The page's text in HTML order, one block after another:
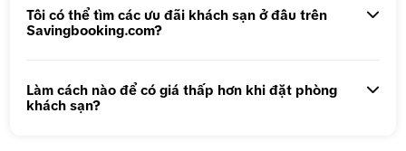
Tôi có thể tìm các ưu đãi khách sạn ở đâu trên
Savingbooking.com?
Làm cách nào để có giá thấp hơn khi đặt phòng
khách sạn?